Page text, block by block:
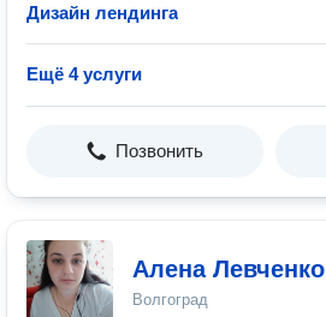
Дизайн лендинга
Ещё 4 услуги
Позвонить
Алена Левченко
Волгоград